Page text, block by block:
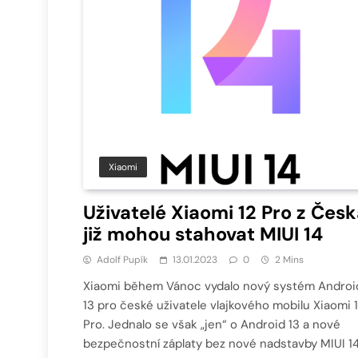
Xiaomi
Uživatelé Xiaomi 12 Pro z
již mohou stahovat MIUI 14
Adolf Pupík 13.01.2023 0 2 Mins
Xiaomi během Vánoc vydalo nový systém
13 pro české uživatele vlajkového mobilu Xiaomi
Pro. Jednalo se však „jen“ o Android 13 a nové
bezpečnostní záplaty bez nové nadstavby MIUI